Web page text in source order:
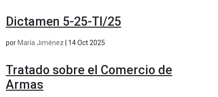
Dictamen 5-25-TI/25
por María Jiménez 14 Oct 2025
Tratado sobre el Comercio de
Armas